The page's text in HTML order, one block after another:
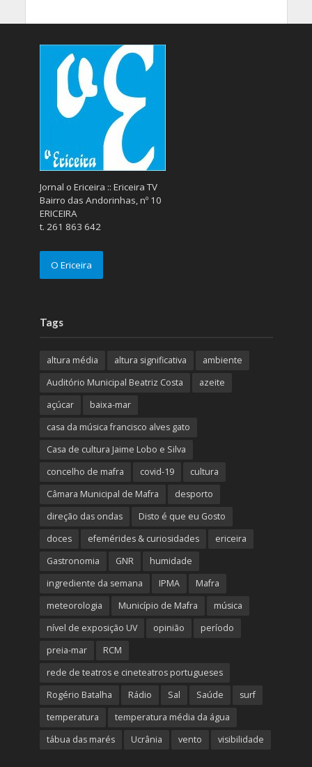
Jornal o Ericeira :: Ericeira TV
Bairro das Andorinhas, nº 10
ERICEIRA
t. 261 863 642
O Ericeira
Tags
altura média altura significativa
ambiente
Auditório Municipal Beatriz Costa
azeite
açúcar
baixa-mar
casa da música francisco alves gato
Casa de cultura Jaime Lobo e Silva
concelho de mafra
covid-19
cultura
Câmara Municipal de Mafra
desporto
direção das ondas
Disto é que eu Gosto
doces
efemérides & curiosidades
ericeira
Gastronomia
GNR
humidade
ingrediente da semana
IPMA
Mafra
meteorologia
Município de Mafra
música
nível de exposição UV
opinião
período
preia-mar
RCM
rede de teatros e cineteatros portugueses
Rogério Batalha
Rádio Sal Saúde
surf
temperatura
temperatura média da água
tábua das marés
Ucrânia vento visibilidade